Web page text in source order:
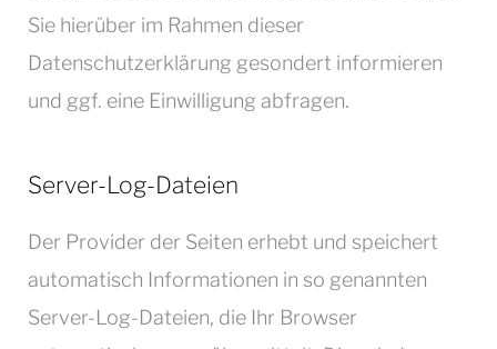
Sie hierüber im Rahmen dieser
Datenschutzerklärung gesondert informieren
und ggf. eine Einwilligung abfragen.
Server-Log-Dateien
Der Provider der Seiten erhebt und speichert
automatisch Informationen in so genannten
Server-Log-Dateien, die Ihr Browser